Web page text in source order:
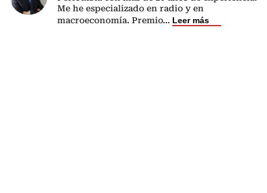
Me he especializado en radio y en
macroeconomía. Premio... Leer más